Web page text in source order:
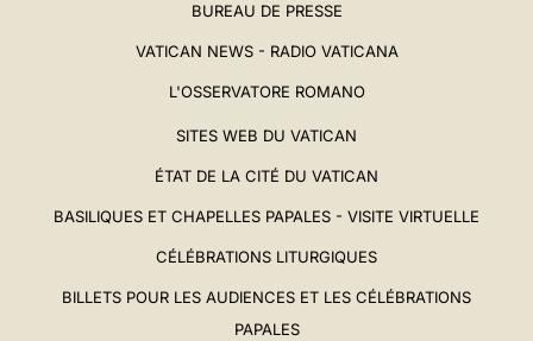
BUREAU DE PRESSE
VATICAN NEWS - RADIO VATICANA
L'OSSERVATORE ROMANO
SITES WEB DU VATICAN
ÉTAT DE LA CITÉ DU VATICAN
BASILIQUES ET CHAPELLES PAPALES - VISITE VIRTUELLE
CÉLÉBRATIONS LITURGIQUES
BILLETS POUR LES AUDIENCES ET LES CÉLÉBRATIONS
PAPALES